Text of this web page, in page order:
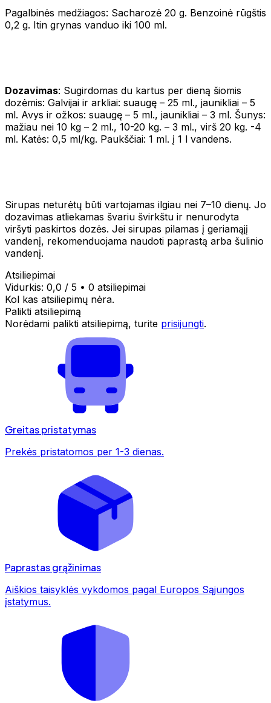
Pagalbinės medžiagos: Sacharozė 20 g. Benzoinė rūgštis
0,2 g. Itin grynas vanduo iki 100 ml.
Dozavimas: Sugirdomas du kartus per dieną šiomis
dozėmis: Galvijai ir arkliai: suaugę – 25 ml., jaunikliai – 5
ml. Avys ir ožkos: suaugę – 5 ml., jaunikliai – 3 ml. Šunys:
mažiau nei 10 kg – 2 ml., 10-20 kg. – 3 ml., virš 20 kg. -4
ml. Katės: 0,5 ml/kg. Paukščiai: 1 ml. į 1 l vandens.
Sirupas neturėtų būti vartojamas ilgiau nei 7–10 dienų. Jo
dozavimas atliekamas švariu švirkštu ir nenurodyta
viršyti paskirtos dozės. Jei sirupas pilamas į geriamąjį
vandenį, rekomenduojama naudoti paprastą arba šulinio
vandenį.
Atsiliepimai
Vidurkis: 0,0 / 5 • 0 atsiliepimai
Kol kas atsiliepimų nėra.
Palikti atsiliepimą
Norėdami palikti atsiliepimą, turite prisijungti.
Greitas pristatymas
Prekės pristatomos per 1-3 dienas.
Paprastas grąžinimas
Aiškios taisyklės vykdomos pagal Europos Sąjungos
įstatymus.